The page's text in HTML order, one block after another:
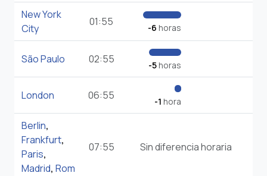
New York
City
01:55 -6 horas
São Paulo 02:55 -5horas
London 06:55 -1 hora
Berlin,
Frankfurt,
Paris,
Madrid, Rom
07:55 Sin diferencia horaria